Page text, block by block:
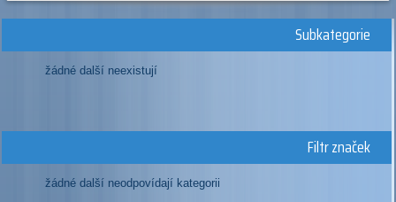
Subkategorie
žádné další neexistují
Filtr značek
žádné další neodpovídají kategorii